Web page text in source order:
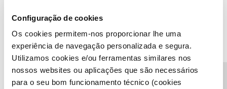
Configuração de cookies
Os cookies permitem-nos proporcionar lhe uma
experiência de navegação personalizada e segura.
Utilizamos cookies e/ou ferramentas similares nos
nossos websites ou aplicações que são necessários
para o seu bom funcionamento técnico (cookies